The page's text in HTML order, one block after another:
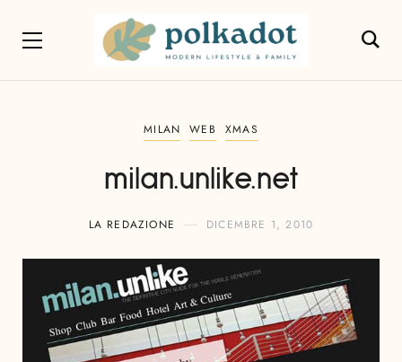
MILAN WEB XMAS
milan.unlike.net
LA REDAZIONE DICEMBRE 1, 2010